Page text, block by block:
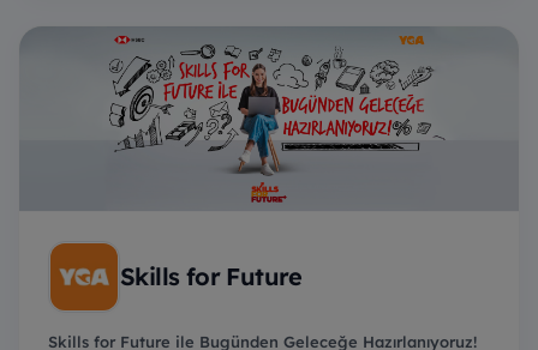
Skills for Future
Skills for Future ile Bugünden Geleceğe Hazırlanıyoruz!